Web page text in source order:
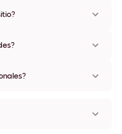
Te enviaremos un número de